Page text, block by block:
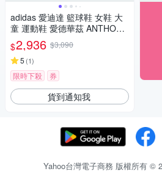
adidas 愛迪達 籃球鞋 女鞋 大
童 運動鞋 愛德華茲 ANTHONY
EDWARDS 1 J LOW 銀黑 JQ8
885
$2,936 $3,090
5 (1)
限時下殺 券
貨到通知我
Yahoo台灣電子商務 版權所有 ©